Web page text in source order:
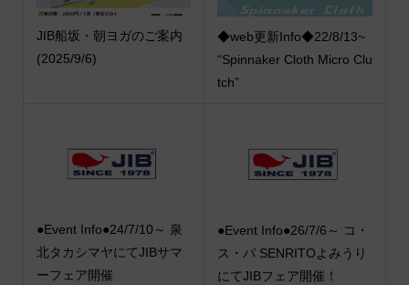
JIB船坂・朝ヨガのご案内
(2025/9/6)
◆web更新Info◆22/8/13~
“Spinnaker Cloth Micro Clu
tch”
●Event Info●24/7/10～ 泉
北タカシマヤにてJIBサマ
ーフェア開催
●Event Info●26/7/6～ コ・
ス・パ SENRITOよみうり
にてJIBフェア開催！